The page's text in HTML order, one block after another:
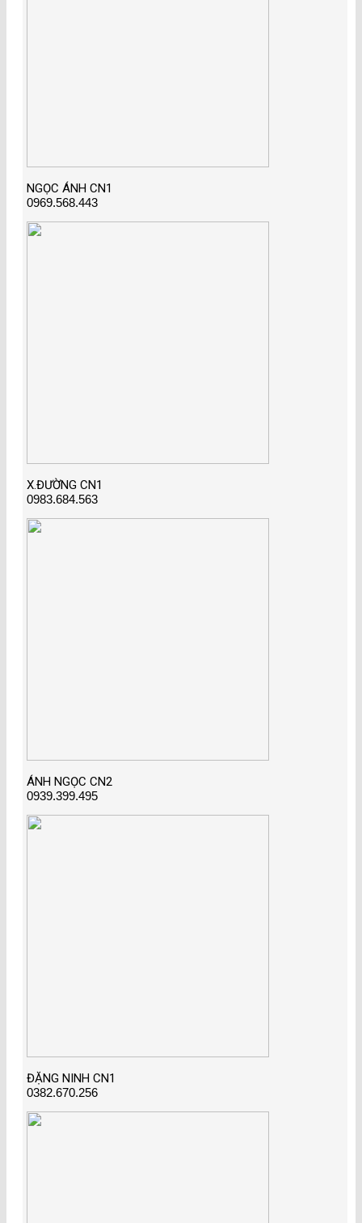
NGỌC ÁNH CN1
0969.568.443
X.ĐƯỜNG CN1
0983.684.563
ÁNH NGỌC CN2
0939.399.495
ĐẶNG NINH CN1
0382.670.256